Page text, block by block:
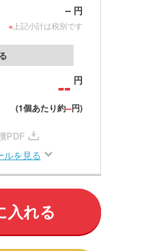
-- 円
※ 上記小計は税別です
-- 円
(1個あたり約--円)
PDF
ルを見る
入れる